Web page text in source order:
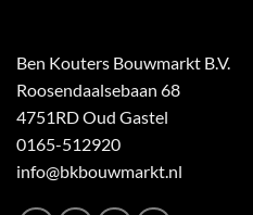
Ben Kouters Bouwmarkt B.V.
Roosendaalsebaan 68
4751RD Oud Gastel
0165-512920
info@bkbouwmarkt.nl